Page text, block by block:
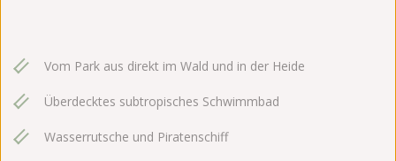
Vom Park aus direkt im Wald und in der Heide
Überdecktes subtropisches Schwimmbad
Wasserrutsche und Piratenschiff